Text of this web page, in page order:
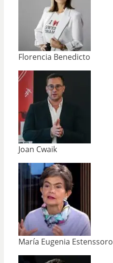
Florencia Benedicto
Joan Cwaik
María Eugenia Estenssoro